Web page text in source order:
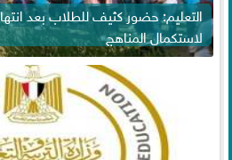
التعليم: حضور كثيف للطلاب بعد
لاستكمال المناهج